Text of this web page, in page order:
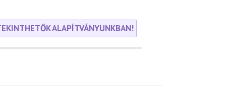
ALAPÍTVÁNYUNKBAN!